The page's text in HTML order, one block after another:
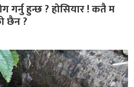
गर्नु हुन्छ ? होसियार ! कतै म
छैन ?